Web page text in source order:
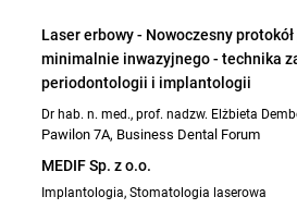
Laser erbowy - Nowoczesny
minimalnie inwazyjnego - technika
periodontologii i implantologii
Dr hab. n. med., prof. nadzw. Elżbieta
Pawilon 7A, Business Dental Forum
MEDIF Sp. z o.o.
Implantologia, Stomatologia laserowa